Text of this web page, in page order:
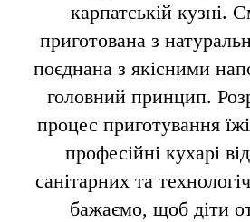
карпатській кузні.
приготована з
поєднана з якісними
головний принцип.
процес приготування
професійні кухарі
санітарних та
бажаємо, щоб діти